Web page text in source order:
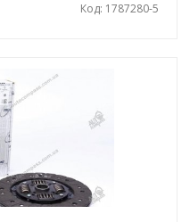
Код: 1787280-5